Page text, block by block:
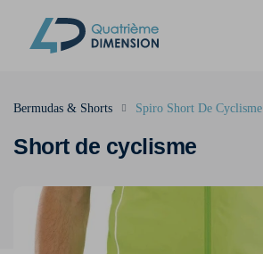
Short de cyclisme
Bermudas & Shorts Spiro Short De Cyclisme